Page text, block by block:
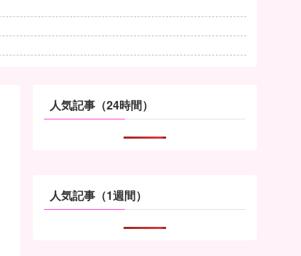
人気記事（24時間）
人気記事（1週間）